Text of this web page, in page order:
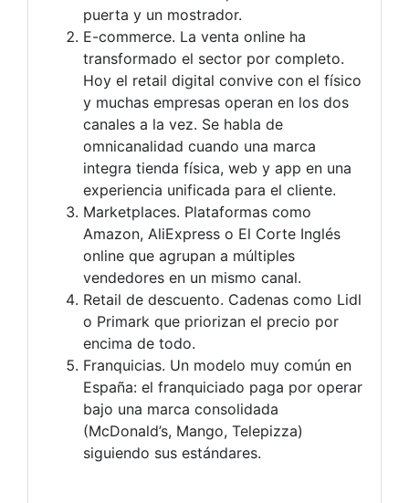
puerta y un mostrador.
E-commerce. La venta online ha
transformado el sector por completo.
Hoy el retail digital convive con el físico
y muchas empresas operan en los dos
canales a la vez. Se habla de
omnicanalidad cuando una marca
integra tienda física, web y app en una
experiencia unificada para el cliente.
Marketplaces. Plataformas como
Amazon, AliExpress o El Corte Inglés
online que agrupan a múltiples
vendedores en un mismo canal.
Retail de descuento. Cadenas como Lidl
o Primark que priorizan el precio por
encima de todo.
Franquicias. Un modelo muy común en
España: el franquiciado paga por operar
bajo una marca consolidada
(McDonald’s, Mango, Telepizza)
siguiendo sus estándares.